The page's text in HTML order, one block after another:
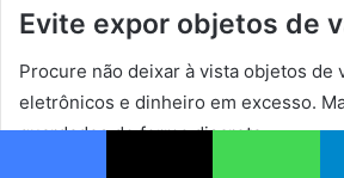
Evite expor objetos de
Procure não deixar à vista objetos de
eletrônicos e dinheiro em excesso.
guardados de forma discreta.